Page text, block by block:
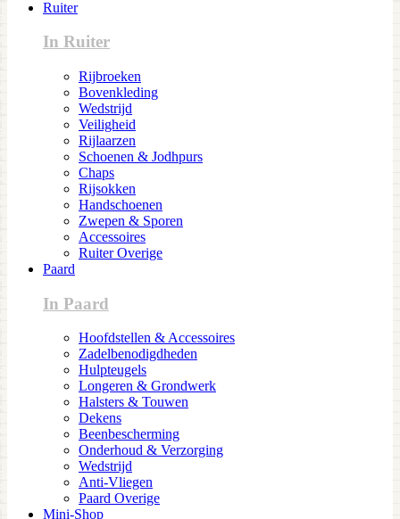
Ruiter
In Ruiter
Rijbroeken
Bovenkleding
Wedstrijd
Veiligheid
Rijlaarzen
Schoenen & Jodhpurs
Chaps
Rijsokken
Handschoenen
Zwepen & Sporen
Accessoires
Ruiter Overige
Paard
In Paard
Hoofdstellen & Accessoires
Zadelbenodigdheden
Hulpteugels
Longeren & Grondwerk
Halsters & Touwen
Dekens
Beenbescherming
Onderhoud & Verzorging
Wedstrijd
Anti-Vliegen
Paard Overige
Mini-Shop